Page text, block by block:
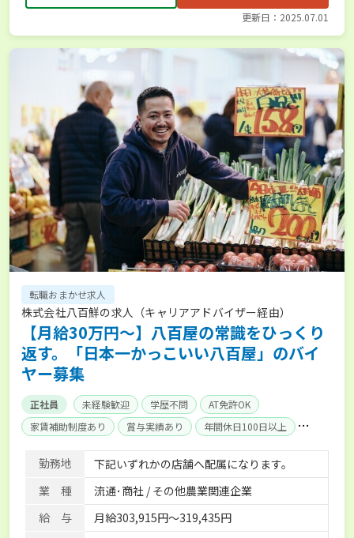
更新日：2025.07.01
転職おまかせ求人
株式会社八百鮮の求人（キャリアアドバイザー経由）
【月給30万円～】八百屋の常識をひっくり
返す。「日本一かっこいい八百屋」のバイ
ヤー募集
正社員 未経験歓迎 学歴不問
AT免許OK
家賃補助制度あり
賞与実績あり
年間休日100日以上
社会保険完備
単身寮あり
勤務地
下記いずれかの店舗へ配属になります。
業 種
流通･商社 / その他農業関連企業
給 与
月給303,915円～319,435円